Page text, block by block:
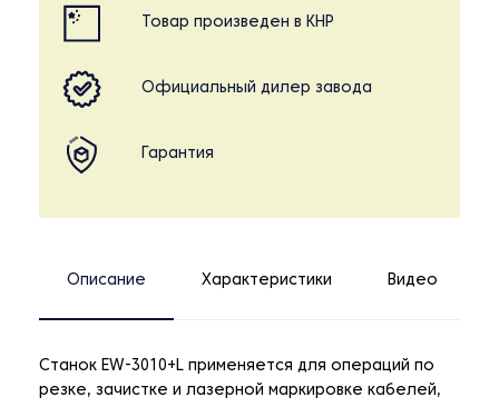
Товар произведен в КНР
Официальный дилер завода
Гарантия
Описание Характеристики Видео
Станок EW-3010+L применяется для операций по
резке, зачистке и лазерной маркировке кабелей,